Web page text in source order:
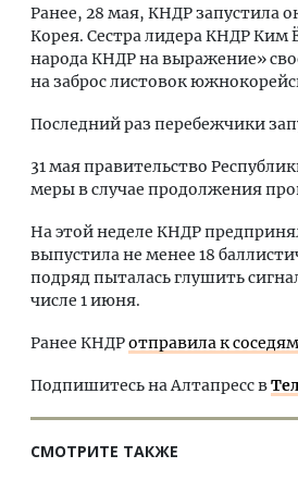
Ранее, 28 мая, КНДР запустила
Корея. Сестра лидера КНДР
народа КНДР на выражение»
на заброс листовок
Последний раз перебежчики
31 мая правительство
меры в случае продолжения
На этой неделе КНДР
выпустила не менее 18
подряд пыталась глушить
числе 1 июня.
Ранее КНДРотправила к
Подпишитесь на Алтапресс в
СМОТРИТЕ ТАКЖЕ